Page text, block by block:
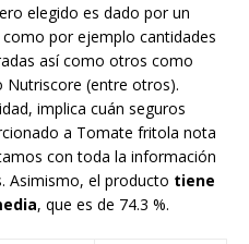
elegido es dado por un
por ejemplo cantidades
así como otros como
(entre otros).
implica cuán seguros
a Tomate fritola nota
con toda la información
Asimismo, el producto tiene
, que es de 74.3 %.